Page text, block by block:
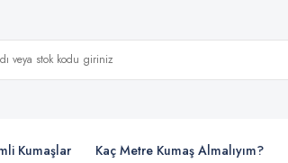
Kumaşlar Kaç Metre Kumaş Almalıyım?